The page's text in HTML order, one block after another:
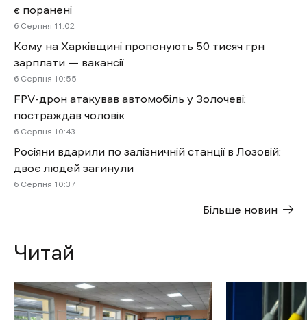
є поранені
6 Cерпня 11:02
Кому на Харківщині пропонують 50 тисяч грн
зарплати — вакансії
6 Cерпня 10:55
FPV-дрон атакував автомобіль у Золочеві:
постраждав чоловік
6 Cерпня 10:43
Росіяни вдарили по залізничній станції в Лозовій:
двоє людей загинули
6 Cерпня 10:37
Більше новин
Читай